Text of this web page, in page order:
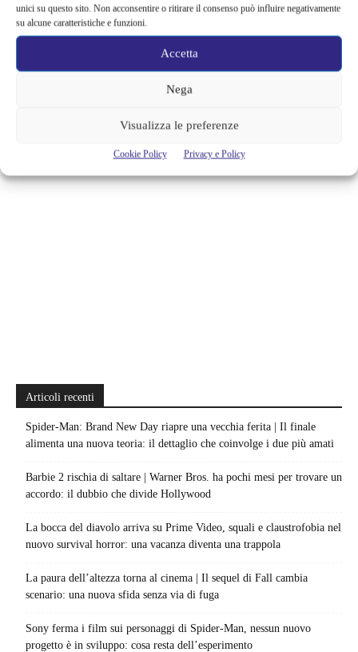
unici su questo sito. Non acconsentire o ritirare il consenso può influire negativamente
su alcune caratteristiche e funzioni.
Accetta
Nega
Visualizza le preferenze
Cookie Policy Privacy e Policy
Per calendario e info:www.u2.comewww.livenation.com
Photo credit – Sam Jones
Articoli recenti
Spider-Man: Brand New Day riapre una vecchia ferita | Il finale
alimenta una nuova teoria: il dettaglio che coinvolge i due più amati
Barbie 2 rischia di saltare | Warner Bros. ha pochi mesi per trovare un
accordo: il dubbio che divide Hollywood
La bocca del diavolo arriva su Prime Video, squali e claustrofobia nel
nuovo survival horror: una vacanza diventa una trappola
La paura dell’altezza torna al cinema | Il sequel di Fall cambia
scenario: una nuova sfida senza via di fuga
Sony ferma i film sui personaggi di Spider-Man, nessun nuovo
progetto è in sviluppo: cosa resta dell’esperimento